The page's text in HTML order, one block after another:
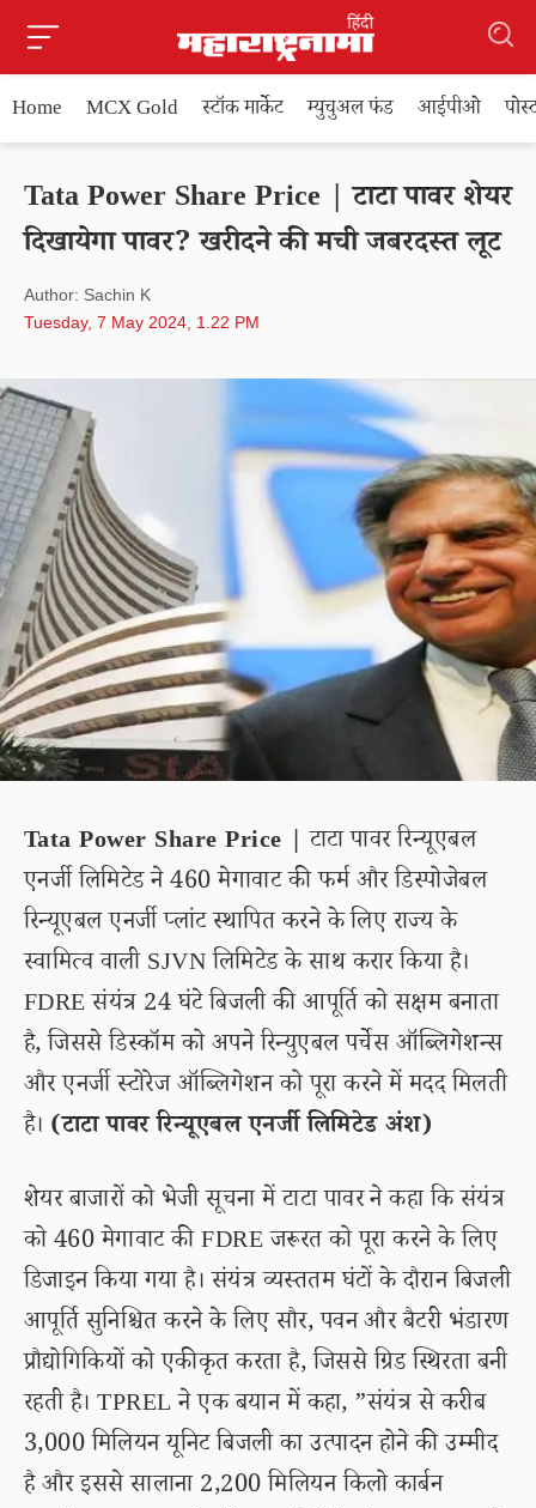
Home MCX Gold स्टॉक मार्केट म्युचुअल फंड आईपीओ
Tata Power Share Price | टाटा पावर शेयर
दिखायेगा पावर? खरीदने की मची जबरदस्त लूट
Author: Sachin K
Tuesday, 7 May 2024, 1.22 PM
Tata Power Share Price | टाटा पावर रिन्यूएबल
एनर्जी लिमिटेड ने 460 मेगावाट की फर्म और डिस्पोजेबल
रिन्यूएबल एनर्जी प्लांट स्थापित करने के लिए राज्य के
स्वामित्व वाली SJVN लिमिटेड के साथ करार किया है।
FDRE संयंत्र 24 घंटे बिजली की आपूर्ति को सक्षम बनाता
है, जिससे डिस्कॉम को अपने रिन्युएबल पर्चेस ऑब्लिगेशन्स
और एनर्जी स्टोरेज ऑब्लिगेशन को पूरा करने में मदद मिलती
है। (टाटा पावर रिन्यूएबल एनर्जी लिमिटेड अंश)
शेयर बाजारों को भेजी सूचना में टाटा पावर ने कहा कि संयंत्र
को 460 मेगावाट की FDRE जरूरत को पूरा करने के लिए
डिजाइन किया गया है। संयंत्र व्यस्ततम घंटों के दौरान बिजली
आपूर्ति सुनिश्चित करने के लिए सौर, पवन और बैटरी भंडारण
प्रौद्योगिकियों को एकीकृत करता है, जिससे ग्रिड स्थिरता बनी
रहती है। TPREL ने एक बयान में कहा, ”संयंत्र से करीब
3,000 मिलियन यूनिट बिजली का उत्पादन होने की उम्मीद
है और इससे सालाना 2,200 मिलियन किलो कार्बन